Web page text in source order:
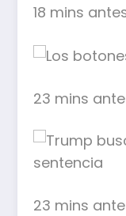
18 mins
23 mins
23 mins